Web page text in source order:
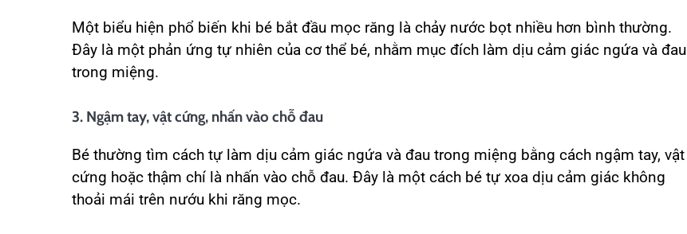
Một biểu hiện phổ biến khi bé bắt đầu mọc răng là chảy nước bọt nhiều hơn bình thường.
Đây là một phản ứng tự nhiên của cơ thể bé, nhằm mục đích làm dịu cảm giác ngứa và đau
trong miệng.
3. Ngậm tay, vật cứng, nhấn vào chỗ đau
Bé thường tìm cách tự làm dịu cảm giác ngứa và đau trong miệng bằng cách ngậm tay, vật
cứng hoặc thậm chí là nhấn vào chỗ đau. Đây là một cách bé tự xoa dịu cảm giác không
thoải mái trên nướu khi răng mọc.